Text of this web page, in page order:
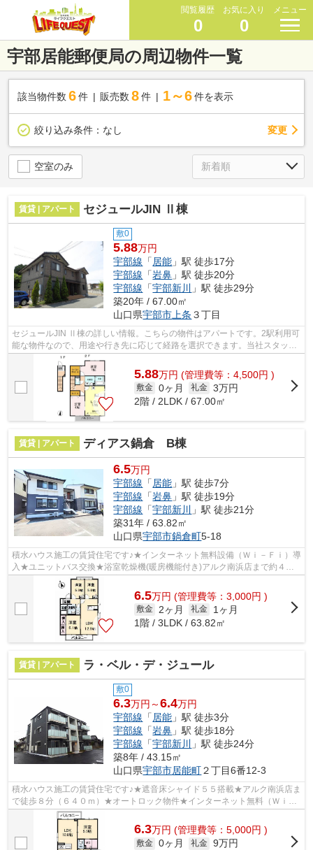
閲覧履歴
0
お気に入り
0
メニュー
宇部居能郵便局の周辺物件一覧
該当物件数 6件 販売数 8 件 1～6 件を表示
絞り込み条件： なし 変更
空室のみ
賃貸 | アパート セジュールJIN Ⅱ棟
敷0
5.88万円
宇部線 「居能 」駅 徒歩17分
宇部線 「岩鼻 」駅 徒歩20分
宇部線 「宇部新川
」駅 徒歩29分
築20年 / 67.00㎡
山口県宇部市上条 ３丁目
セジュールJIN Ⅱ棟の詳しい情報。こちらの物件はアパートです。2駅利用可
能な物件なので、用途や行き先に応じて経路を選択できます。当社スタッフ
が地域の賃貸情報をご提供いたします...
5.88万円 (管理費等：4,500円 )
敷金 0ヶ月 礼金 3万円
2階 / 2LDK / 67.00㎡
賃貸 | アパート ディアス鍋倉 B棟
6.5万円
宇部線 「 居能 」駅 徒歩7分
宇部線 「岩鼻 」駅 徒歩19分
宇部線 「宇部新川
」駅 徒歩21分
築31年 / 63.82㎡
山口県宇部市鍋倉町5-18
積水ハウス施工の賃貸住宅です♪★インターネット無料設備（Ｗｉ－Ｆｉ）導
入★ユニットバス交換★浴室乾燥機(暖房機能付き)アルク南浜店まで約４４
３ｍ！！／セブンイレブン宇部藤曲店ま...
6.5万円 (管理費等：3,000円 )
敷金 2ヶ月 礼金
1ヶ月
1階 / 3LDK / 63.82㎡
賃貸 | アパート ラ・ベル・デ・ジュール
敷0
6.3万円～6.4万円
宇部線 「 居能 」駅 徒歩3分
宇部線 「岩鼻 」駅 徒歩18分
宇部線 「宇部新川
」駅 徒歩24分
築8年 / 43.15㎡
山口県宇部市居能町２丁目6番12-3
積水ハウス施工の賃貸住宅です♪★遮音床シャイド５５搭載★アルク南浜店ま
で徒歩８分（６４０ｍ）★オートロック物件★インターネット無料（Ｗｉ－
Ｆｉ）★エアコン２台付★対面キッチン★複...
6.3万円 (管理費等：5,000円 )
敷金 0ヶ月 礼金 9万円